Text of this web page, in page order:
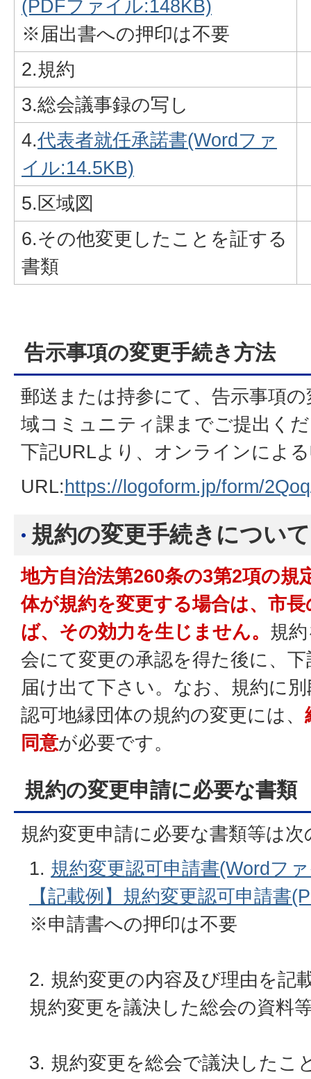
(PDFファイル:148KB)
※届出書への押印は不要
2.規約
3.総会議事録の写し
4.代表者就任承諾書(Wordファ
イル:14.5KB)
5.区域図
6.その他変更したことを証する
書類
告示事項の変更手続き方法
郵送または持参にて、告示事項
域コミュニティ課までご提出く
下記URLより、オンラインによ
URL:https://logoform.jp/form/
規約の変更手続きについて
地方自治法第260条の3第2項の規
体が規約を変更する場合は、市
ば、その効力を生じません。 規
会にて変更の承認を得た後に、
届け出て下さい。なお、規約に
認可地縁団体の規約の変更には、
同意が必要です。
規約の変更申請に必要な書類
規約変更申請に必要な書類等は
規約変更認可申請書(Wordフ
【記載例】規約変更認可申請書
※申請書への押印は不要
規約変更の内容及び理由を記
規約変更を議決した総会の資料
規約変更を総会で議決したこ